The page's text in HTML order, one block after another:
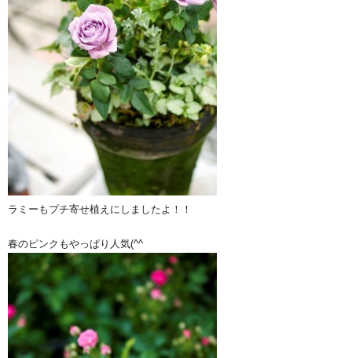
ラミーもプチ寄せ植えにしましたよ！！
春のピンクもやっぱり人気(^^ゞ